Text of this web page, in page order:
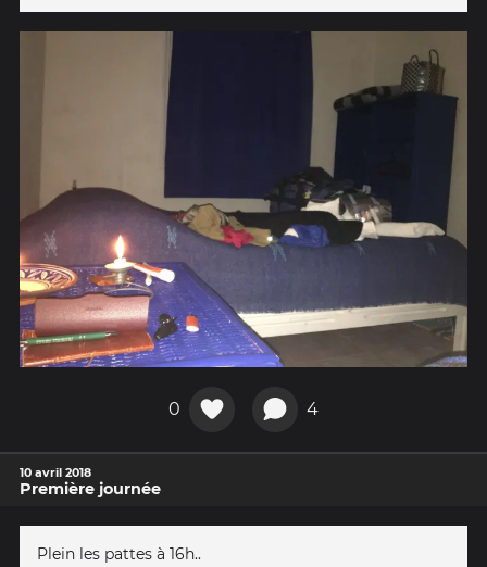
0 4
10 avril 2018
Première journée
Plein les pattes à 16h..